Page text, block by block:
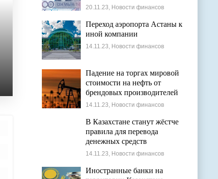
банкноты в десять тысяч
20.11.23, Новости финансов
Переход аэропорта Астаны к
иной компании
14.11.23, Новости финансов
Падение на торгах мировой
стоимости на нефть от
брендовых производителей
14.11.23, Новости финансов
В Казахстане станут жёстче
правила для перевода
денежных средств
14.11.23, Новости финансов
Иностранные банки на